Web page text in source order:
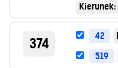
374 42
519